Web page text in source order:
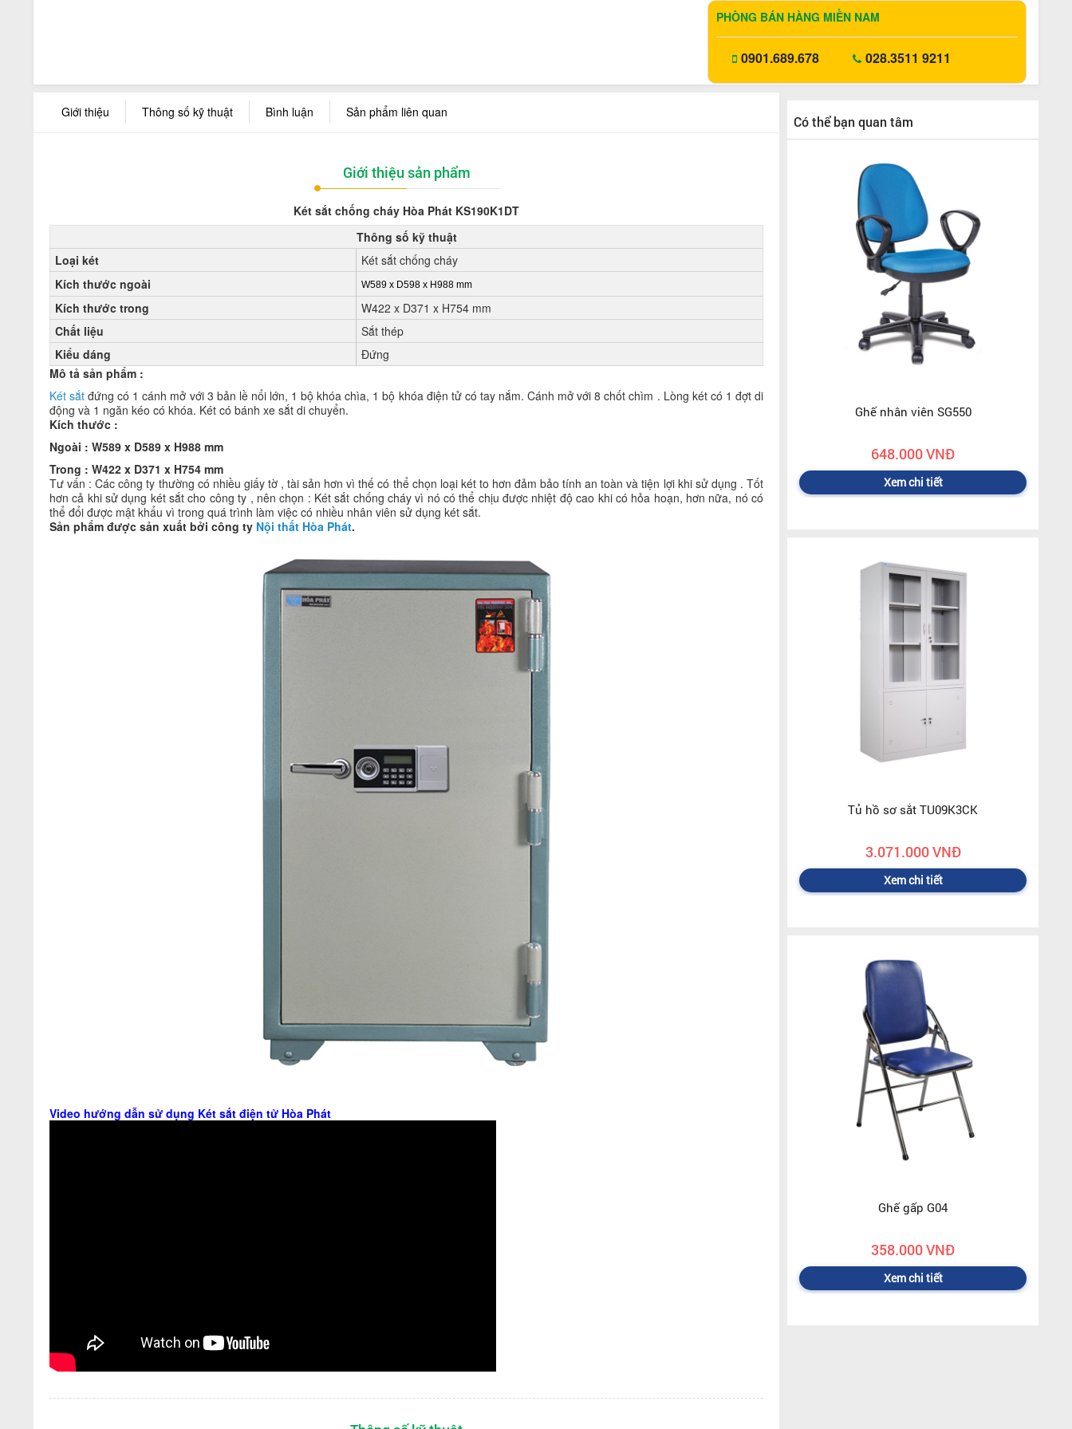
PHÒNG BÁN HÀNG MIỀN NAM
0901.689.678 028.3511 9211
Giới thiệu Thông số kỹ thuật Bình luận Sản phẩm liên quan
Giới thiệu sản phẩm
Két sắt chống cháy Hòa Phát KS190K1DT
Thông số kỹ thuật
Loại két
Két sắt chống cháy
Kích thước ngoài
W589 x D598 x H988 mm
Kích thước trong
W422 x D371 x H754 mm
Chất liệu
Sắt thép
Kiểu dáng
Đứng
Mô tả sản phẩm :
Két sắt đứng có 1 cánh mở với 3 bản lề nổi lớn, 1 bộ khóa chìa, 1 bộ khóa điện tử có tay nắm. Cánh mở với 8 chốt chìm . Lòng két có 1 đợt di
động và 1 ngăn kéo có khóa. Két có bánh xe sắt di chuyển.
Kích thước :
Ngoài : W589 x D589 x H988 mm
Trong : W422 x D371 x H754 mm
Tư vấn : Các công ty thường có nhiều giấy tờ , tài sản hơn vì thế có thể chọn loại két to hơn đảm bảo tính an toàn và tiện lợi khi sử dụng . Tốt
hơn cả khi sử dụng két sắt cho công ty , nên chọn : Két sắt chống cháy vì nó có thể chịu được nhiệt độ cao khi có hỏa hoạn, hơn nữa, nó có
thể đổi được mật khẩu vì trong quá trình làm việc có nhiều nhân viên sử dụng két sắt.
Sản phẩm được sản xuất bởi công ty Nội thất Hòa Phát.
Video hướng dẫn sử dụng Két sắt điện tử Hòa Phát
Có thể bạn quan tâm
Ghế nhân viên SG550
648.000 VNĐ
Xem chi tiết
Tủ hồ sơ sắt TU09K3CK
3.071.000 VNĐ
Xem chi tiết
Ghế gấp G04
358.000 VNĐ
Xem chi tiết